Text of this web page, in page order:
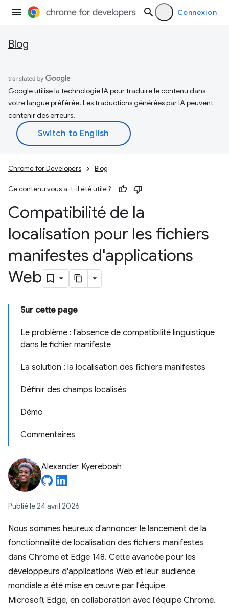
Connexion
Blog
Google utilise la technologie IA pour traduire le contenu dans
votre langue préférée. Les traductions générées par IA peuvent
contenir des erreurs.
Chrome for Developers Blog
Ce contenu vous a-t-il été utile ?
Compatibilité de la
localisation pour les fichiers
manifestes d'applications
Web
Sur cette page
Le problème : l'absence de compatibilité linguistique
dans le fichier manifeste
La solution : la localisation des fichiers manifestes
Définir des champs localisés
Démo
Commentaires
Alexander Kyereboah
Publié le 24 avril 2026
Nous sommes heureux d'annoncer le lancement de la
fonctionnalité de localisation des fichiers manifestes
dans Chrome et Edge 148. Cette avancée pour les
développeurs d'applications Web et leur audience
mondiale a été mise en œuvre par l'équipe
Microsoft Edge, en collaboration avec l'équipe Chrome.